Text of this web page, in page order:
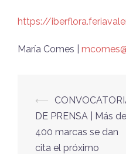
https://
María Comes |
de
entradas
⟵
DE PRENSA | Más de
400 marcas se dan
cita el próximo